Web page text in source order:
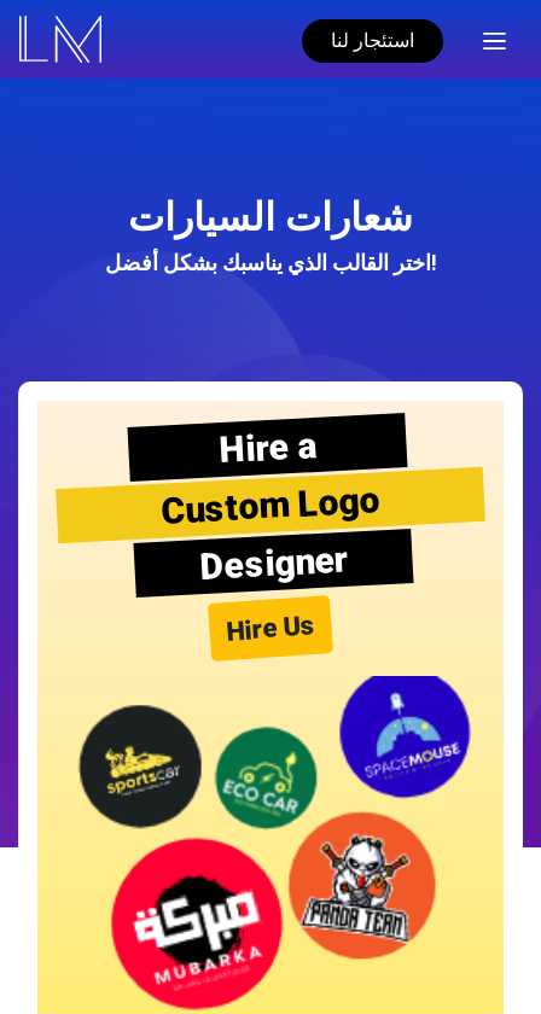
استئجار لنا
شعارات السيارات
اختر القالب الذي يناسبك بشكل أفضل!
Hire a
Custom Logo
Designer
Hire Us